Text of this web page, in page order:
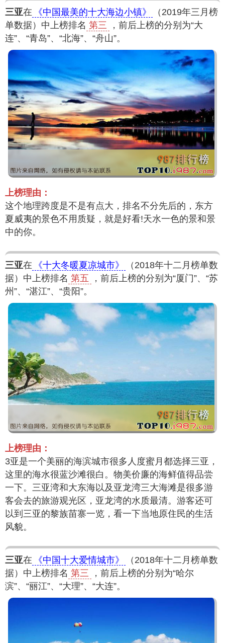
三亚在 《中国最美的十大海边小镇》
（2019年三月榜
单数据）中上榜排名 第三
，前后上榜的分别为“大
连”、“青岛”、“北海”、“舟山”。
上榜理由：
这个地理跨度是不是有点大，排名不分先后的，东方
夏威夷的景色不用质疑，就是好看!天水一色的景和景
中的你。
三亚在 《十大冬暖夏凉城市》
（2018年十二月榜单数
据）中上榜排名 第五
，前后上榜的分别为“厦门”、“苏
州”、“湛江”、“贵阳”。
上榜理由：
3亚是一个美丽的海滨城市很多人度蜜月都选择三亚，
这里的海水很蓝沙滩很白。物美价廉的海鲜值得品尝
一下。三亚湾和大东海以及亚龙湾三大海滩是很多游
客会去的旅游观光区，亚龙湾的水质最清。游客还可
以到三亚的黎族苗寨一览，看一下当地原住民的生活
风貌。
三亚在 《中国十大爱情城市》
（2018年十二月榜单数
据）中上榜排名 第三
，前后上榜的分别为“哈尔
滨”、“丽江”、“大理”、“大连”。